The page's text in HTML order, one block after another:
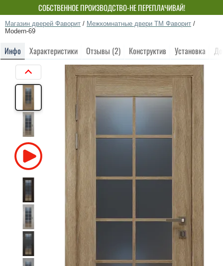
СОБСТВЕННОЕ ПРОИЗВОДСТВО-НЕ ПЕРЕПЛАЧИВАЙ!
Магазин дверей Фаворит / Межкомнатные двери ТМ Фаворит /
Modern-69
Инфо Характеристики Отзывы (2) Конструктив Установка